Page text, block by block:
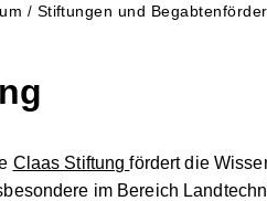
/ Stiftungen und
Claas Stiftungfördert die
im Bereich